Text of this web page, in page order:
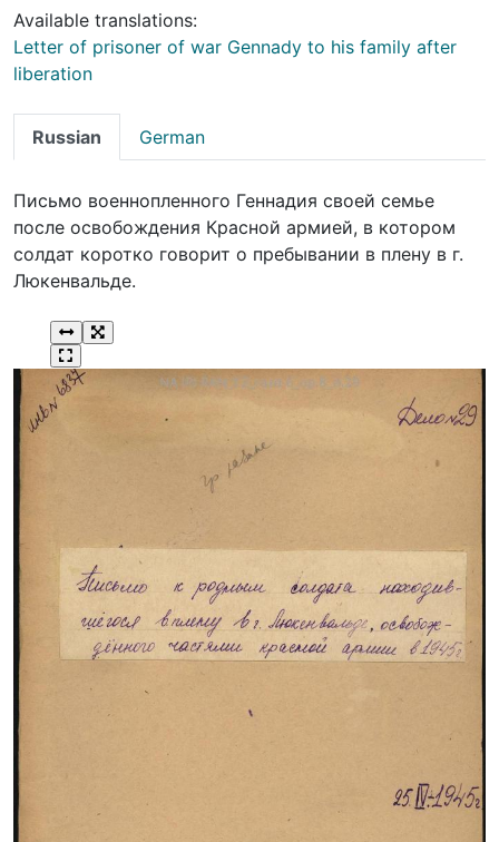
Available translations:
Letter of prisoner of war Gennady to his family after
liberation
Russian German
Письмо военнопленного Геннадия своей семье
после освобождения Красной армией, в котором
солдат коротко говорит о пребывании в плену в г.
Люкенвальде.